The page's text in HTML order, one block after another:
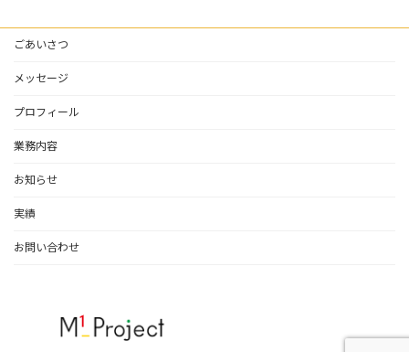
ごあいさつ
メッセージ
プロフィール
業務内容
お知らせ
実績
お問い合わせ